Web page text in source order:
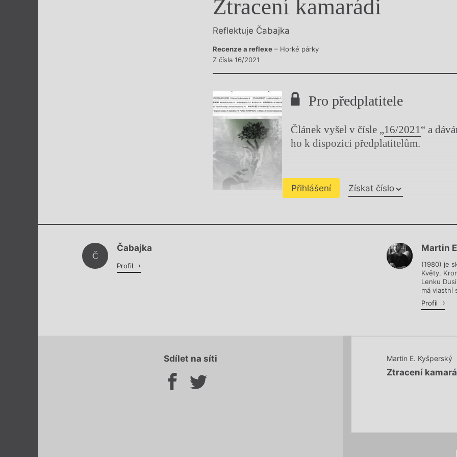
Výroční cenyZtracení kamarádi
Reflektuje Čabajka
Recenze a reflexe – Horké párky
Z čísla 16/2021
Pro předplatitele
Článek vyšel v čísle „16/2021 “ a
ho k dispozici předplatitelům.
Přihlášení Získat číslo
Chviličku.
Č
Čabajka
Profil
Martin
(1980) je
Květy.
Lenku
má vlastní
Profil
Sdílet na síti Martin E. Kyšperský
Ztracení